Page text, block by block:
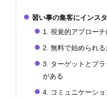
習い事の集客にインス
1. 視覚的アプロー
2. 無料で始められ
3. ターゲットとプ
がある
4. コミュニケーシ